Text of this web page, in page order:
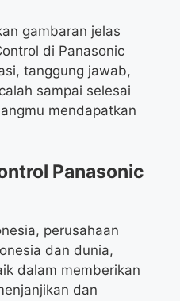
gambaran jelas
di Panasonic
tanggung jawab,
sampai selesai
mendapatkan
Panasonic
perusahaan
dan dunia,
dalam memberikan
dan